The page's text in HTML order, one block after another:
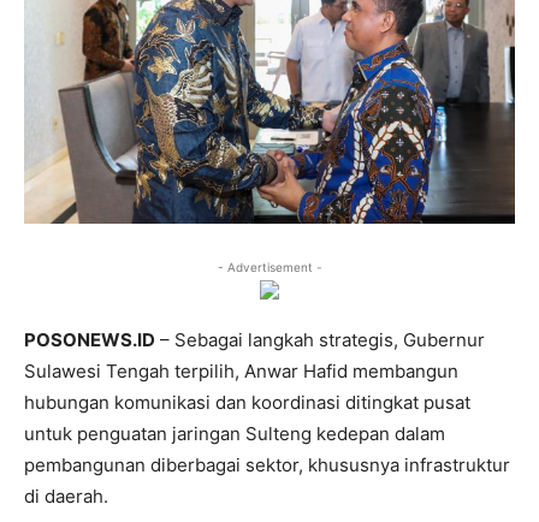
- Advertisement -
POSONEWS.ID – Sebagai langkah strategis, Gubernur
Sulawesi Tengah terpilih, Anwar Hafid membangun
hubungan komunikasi dan koordinasi ditingkat pusat
untuk penguatan jaringan Sulteng kedepan dalam
pembangunan diberbagai sektor, khususnya infrastruktur
di daerah.